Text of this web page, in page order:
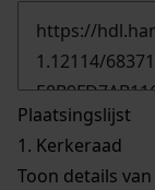
Plaatsingslijst
1. Kerkeraad
Toon details